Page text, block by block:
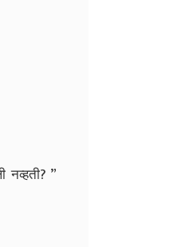
नव्हती? ”